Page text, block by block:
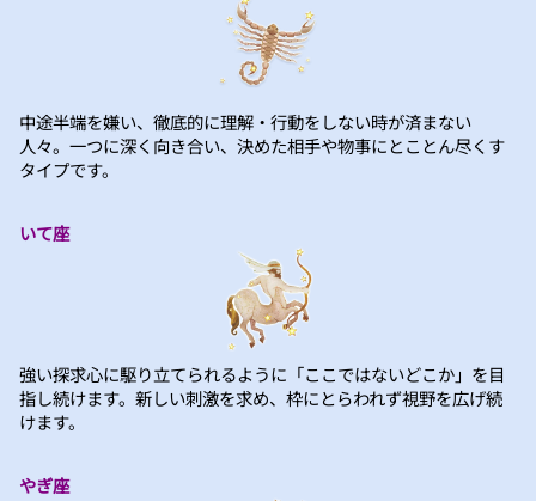
中途半端を嫌い、徹底的に理解・行動をしない時が済まない
人々。一つに深く向き合い、決めた相手や物事にとことん尽くす
タイプです。
いて座
強い探求心に駆り立てられるように「ここではないどこか」を目
指し続けます。新しい刺激を求め、枠にとらわれず視野を広げ続
けます。
やぎ座